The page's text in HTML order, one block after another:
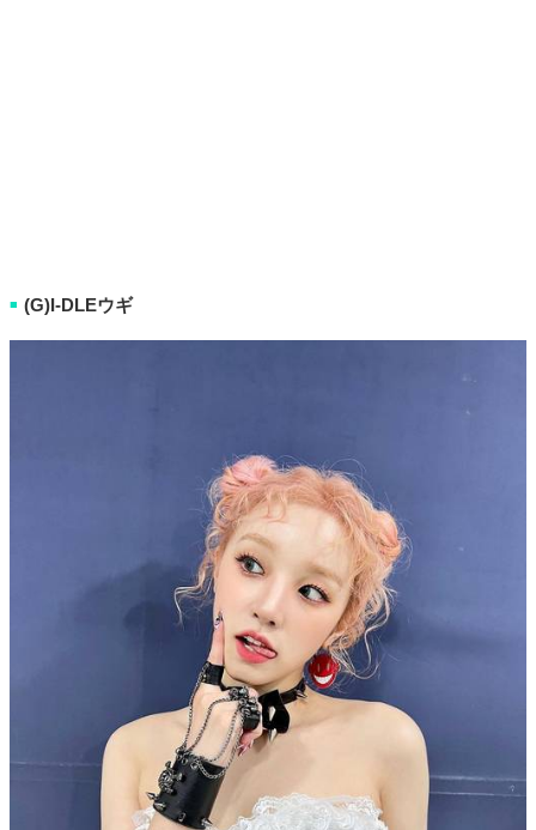
■ (G)I-DLEウギ